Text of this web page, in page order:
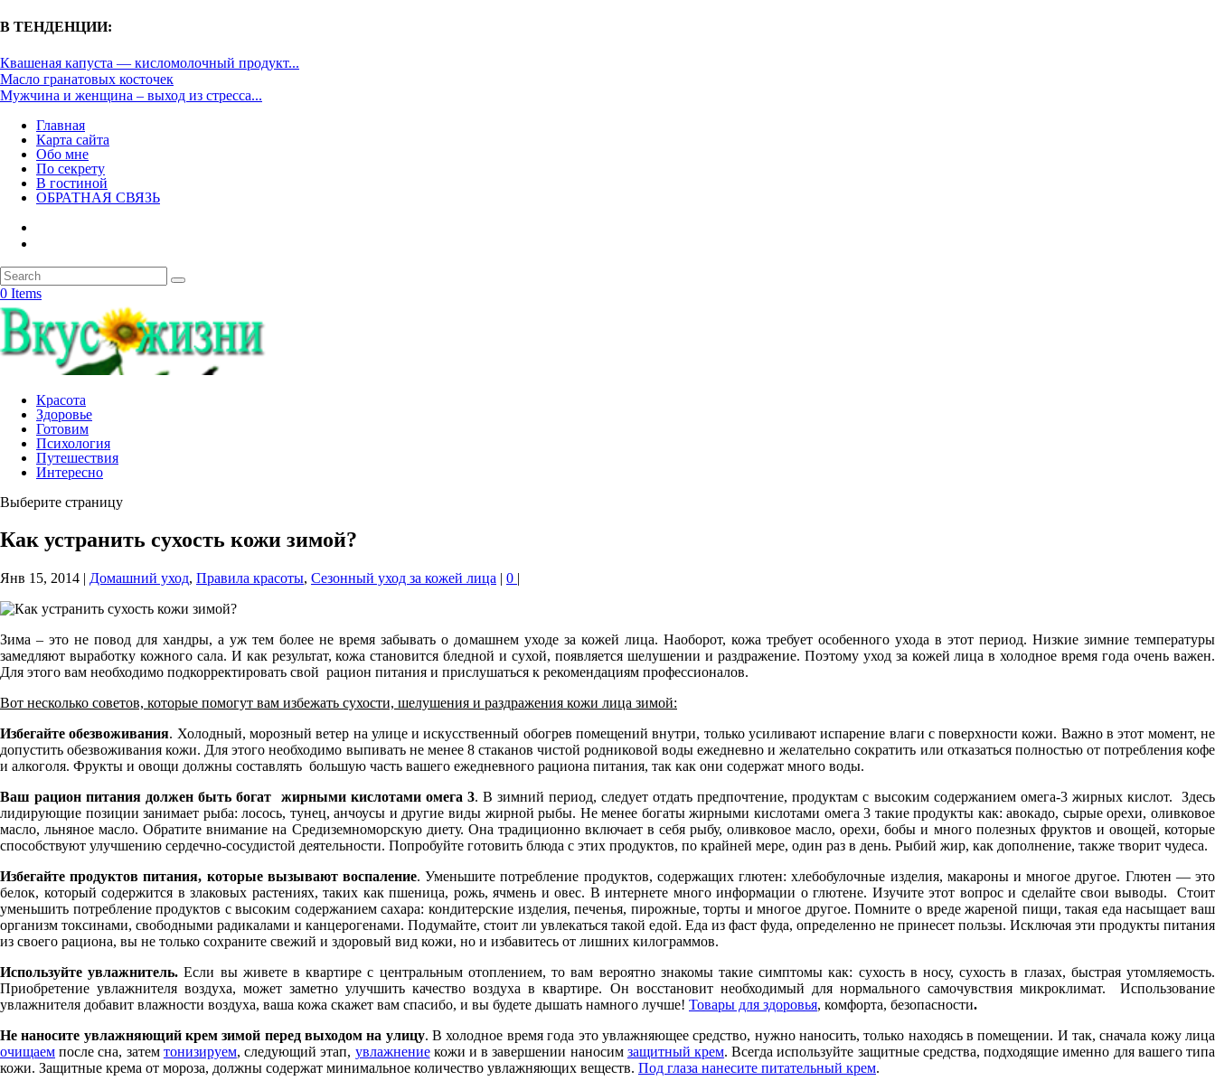
В ТЕНДЕНЦИИ:
Квашеная капуста — кисломолочный продукт...
Масло гранатовых косточек
Мужчина и женщина – выход из стресса...
Главная
Карта сайта
Обо мне
По секрету
В гостиной
ОБРАТНАЯ СВЯЗЬ
0 Items
Красота
Здоровье
Готовим
Психология
Путешествия
Интересно
Выберите страницу
Как устранить сухость кожи зимой?
Янв 15, 2014 | Домашний уход, Правила красоты, Сезонный уход за кожей лица | 0 |
Зима – это не повод для хандры, а уж тем более не время забывать о домашнем уходе за кожей лица. Наоборот, кожа требует особенного ухода в этот период. Низкие зимние температуры
замедляют выработку кожного сала. И как результат, кожа становится бледной и сухой, появляется шелушении и раздражение. Поэтому уход за кожей лица в холодное время года очень важен.
Для этого вам необходимо подкорректировать свой рацион питания и прислушаться к рекомендациям профессионалов.
Вот несколько советов, которые помогут вам избежать сухости, шелушения и раздражения кожи лица зимой:
Избегайте обезвоживания. Холодный, морозный ветер на улице и искусственный обогрев помещений внутри, только усиливают испарение влаги с поверхности кожи. Важно в этот момент, не
допустить обезвоживания кожи. Для этого необходимо выпивать не менее 8 стаканов чистой родниковой воды ежедневно и желательно сократить или отказаться полностью от потребления кофе
и алкоголя. Фрукты и овощи должны составлять большую часть вашего ежедневного рациона питания, так как они содержат много воды.
Ваш рацион питания должен быть богат жирными кислотами омега 3. В зимний период, следует отдать предпочтение, продуктам с высоким содержанием омега-3 жирных кислот. Здесь
лидирующие позиции занимает рыба: лосось, тунец, анчоусы и другие виды жирной рыбы. Не менее богаты жирными кислотами омега 3 такие продукты как: авокадо, сырые орехи, оливковое
масло, льняное масло. Обратите внимание на Средиземноморскую диету. Она традиционно включает в себя рыбу, оливковое масло, орехи, бобы и много полезных фруктов и овощей, которые
способствуют улучшению сердечно-сосудистой деятельности. Попробуйте готовить блюда с этих продуктов, по крайней мере, один раз в день. Рыбий жир, как дополнение, также творит чудеса.
Избегайте продуктов питания, которые вызывают воспаление. Уменьшите потребление продуктов, содержащих глютен: хлебобулочные изделия, макароны и многое другое. Глютен — это
белок, который содержится в злаковых растениях, таких как пшеница, рожь, ячмень и овес. В интернете много информации о глютене. Изучите этот вопрос и сделайте свои выводы. Стоит
уменьшить потребление продуктов с высоким содержанием сахара: кондитерские изделия, печенья, пирожные, торты и многое другое. Помните о вреде жареной пищи, такая еда насыщает ваш
организм токсинами, свободными радикалами и канцерогенами. Подумайте, стоит ли увлекаться такой едой. Еда из фаст фуда, определенно не принесет пользы. Исключая эти продукты питания
из своего рациона, вы не только сохраните свежий и здоровый вид кожи, но и избавитесь от лишних килограммов.
Используйте увлажнитель. Если вы живете в квартире с центральным отоплением, то вам вероятно знакомы такие симптомы как: сухость в носу, сухость в глазах, быстрая утомляемость.
Приобретение увлажнителя воздуха, может заметно улучшить качество воздуха в квартире. Он восстановит необходимый для нормального самочувствия микроклимат. Использование
увлажнителя добавит влажности воздуха, ваша кожа скажет вам спасибо, и вы будете дышать намного лучше! Товары для здоровья, комфорта, безопасности.
Не наносите увлажняющий крем зимой перед выходом на улицу. В холодное время года это увлажняющее средство, нужно наносить, только находясь в помещении. И так, сначала кожу лица
очищаем после сна, затем тонизируем, следующий этап, увлажнениекожи и в завершении наносим защитный крем. Всегда используйте защитные средства, подходящие именно для вашего типа
кожи. Защитные крема от мороза, должны содержат минимальное количество увлажняющих веществ. Под глаза нанесите питательный крем.